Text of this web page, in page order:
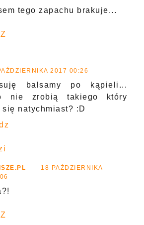
tego zapachu brakuje...
2017 00:26
balsamy po kąpieli...
nie zrobią takiego który
się natychmiast? :D
18 PAŹDZIERNIKA